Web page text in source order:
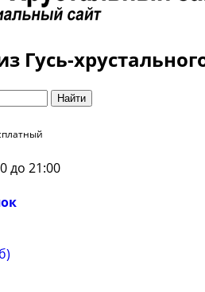
Гусь-
Найти
до 21:00